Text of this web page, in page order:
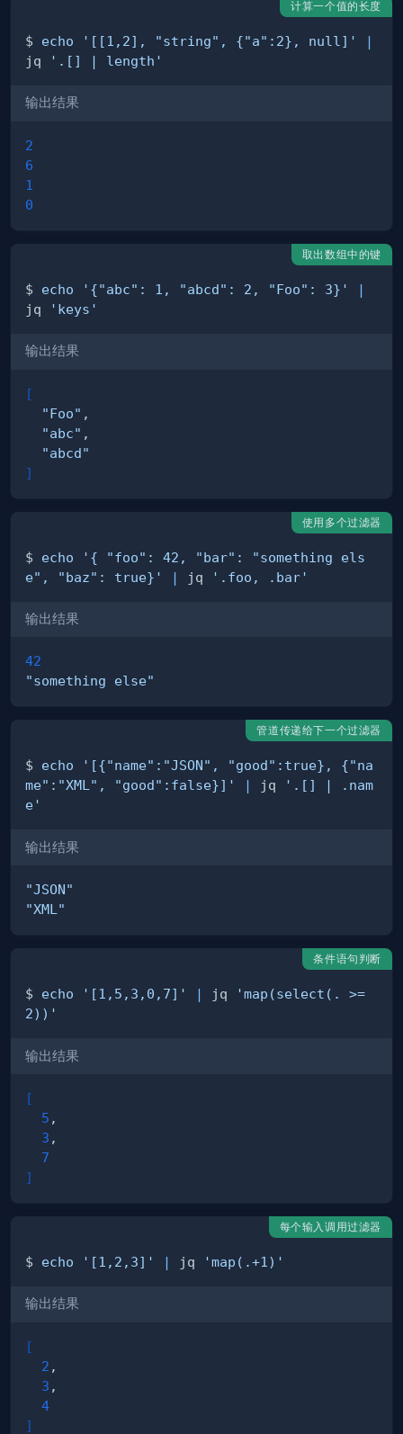
计算一个值的长度
$ echo '[[1,2], "string", {"a":2}, null]'
|
jq
'.[] | length'
输出结果
2
6
1
0
取出数组中的键
$ echo '{"abc": 1, "abcd": 2, "Foo": 3}'
|
jq
'keys'
输出结果
[
"Foo"
"abc"
"abcd"
]
使用多个过滤器
$ echo
'{ "foo": 42, "bar": "something els
e", "baz": true}'
| jq '.foo, .bar'
输出结果
42
"something else"
管道传递给下一个过滤器
$ echo
'[{"name":"JSON", "good":true}, {"na
me":"XML", "good":false}]'
| jq
'.[] | .nam
e'
输出结果
"JSON"
"XML"
条件语句判断
$ echo '[1,5,3,0,7]' | jq
'map(select(. >=
2))'
输出结果
[
5
3
7
]
每个输入调用过滤器
$ echo '[1,2,3]' | jq 'map(.+1)'
输出结果
[
2
3
4
]